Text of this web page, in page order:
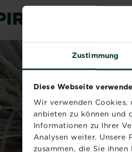
Zustimmung
Diese Webseite
Wir verwenden Cookies,
anbieten zu können und
Informationen zu Ihrer
Analysen weiter. Unsere
zusammen, die Sie
&